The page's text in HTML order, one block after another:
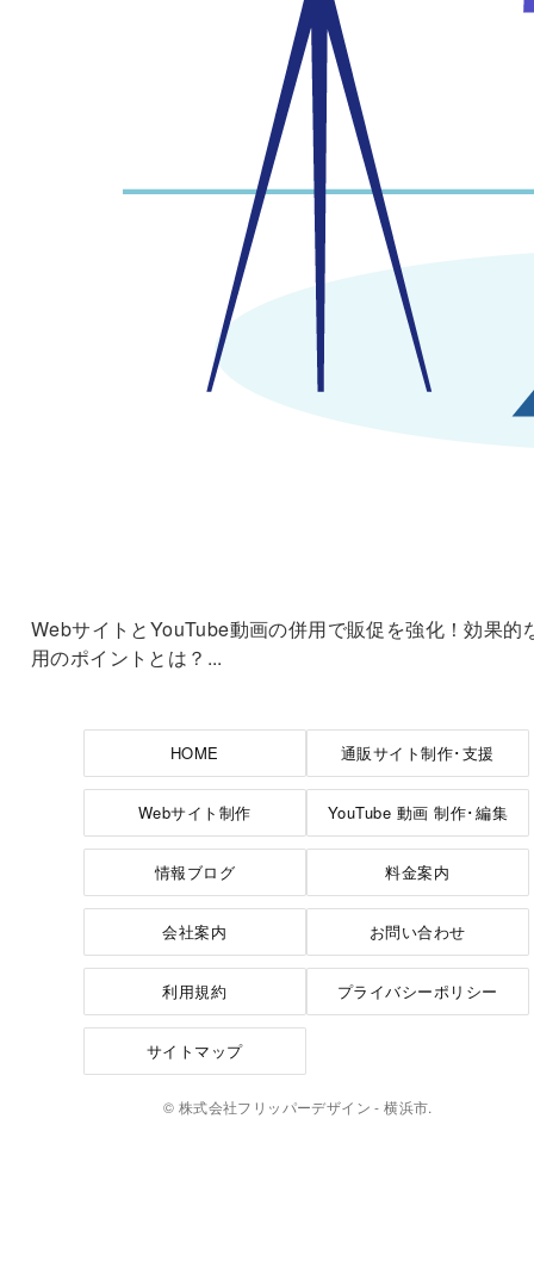
WebサイトとYouTube動画の併用で販促を強化！効果的
用のポイントとは？...
HOME 通販サイト制作･支援
Webサイト制作 YouTube 動画 制作･編集
情報ブログ 料金案内
会社案内 お問い合わせ
利用規約 プライバシーポリシー
サイトマップ
© 株式会社フリッパーデザイン - 横浜市.